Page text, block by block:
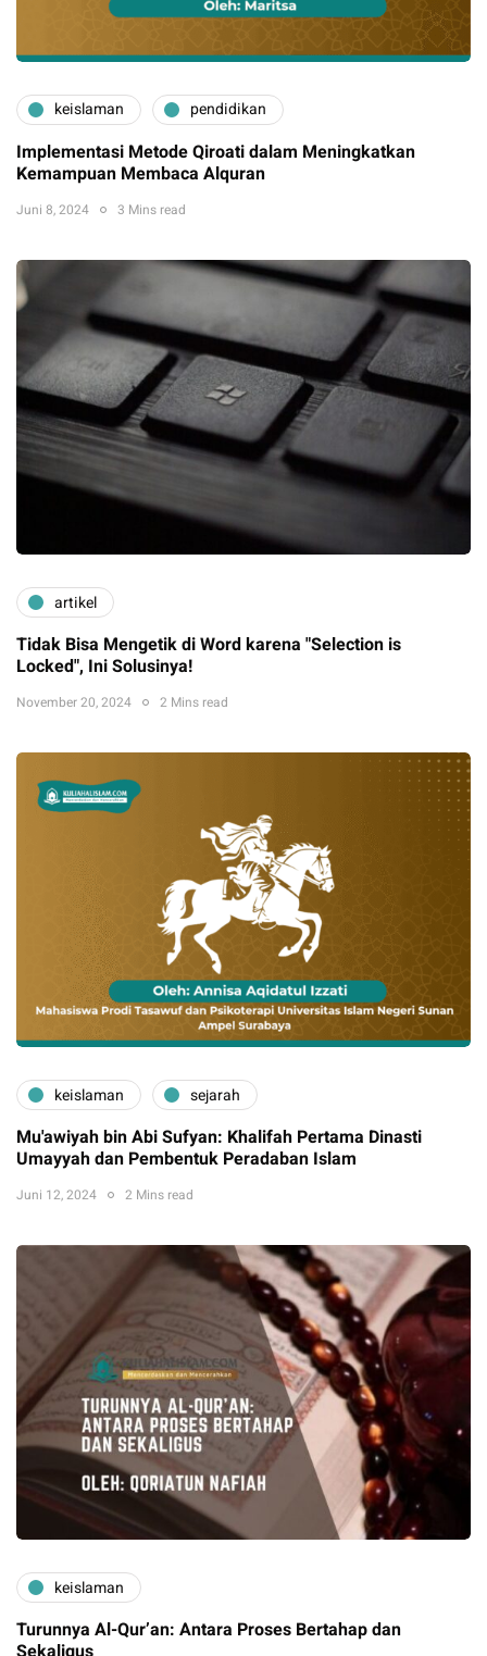
keislaman pendidikan
Implementasi Metode Qiroati dalam Meningkatkan
Kemampuan Membaca Alquran
Juni 8, 2024 3 Mins read
artikel
Tidak Bisa Mengetik di Word karena "Selection is
Locked", Ini Solusinya!
November 20, 2024 2 Mins read
keislaman sejarah
Mu'awiyah bin Abi Sufyan: Khalifah Pertama Dinasti
Umayyah dan Pembentuk Peradaban Islam
Juni 12, 2024 2 Mins read
keislaman
Turunnya Al-Qur’an: Antara Proses Bertahap dan